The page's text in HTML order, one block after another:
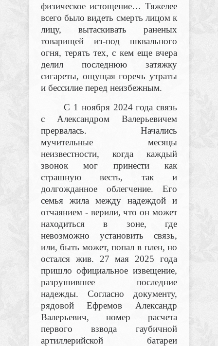
физическое истощение… Тяжелее
всего было видеть смерть лицом к
лицу, вытаскивать раненых
товарищей из-под шквального
огня, терять тех, с кем еще вчера
делил последнюю затяжку
сигареты, ощущая горечь утраты
и бессилие перед неизбежным.
С 1 ноября 2024 года связь
с Александром Валерьевичем
прервалась. Начались
мучительные месяцы
неизвестности, когда каждый
звонок мог принести как
страшную весть, так и
долгожданное облегчение. Его
семья жила между надеждой и
отчаянием - верили, что он может
находиться в зоне, где
невозможно установить связь,
или, быть может, попал в плен, но
остался жив. 27 мая 2025 года
пришло официальное извещение,
разрушившеепоследние
надежды. Согласно документу,
рядовой Ефремов Александр
Валерьевич, номер расчета
первого взвода гаубичной
артиллерийской батареи